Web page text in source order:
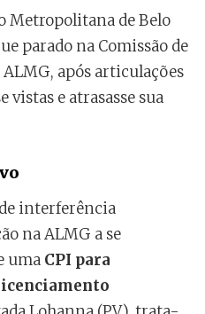
Metropolitana de Belo
parado na Comissão de
após articulações
vistas e atrasasse sua
interferência
na ALMG a se
uma CPI para